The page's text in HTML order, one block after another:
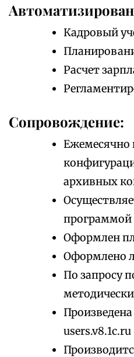
Кадровый
Расчет
Сопровождение:
Ежемесячно
архивных
программой
Оформлен
Оформлено
По запросу
users.v8.1c.ru